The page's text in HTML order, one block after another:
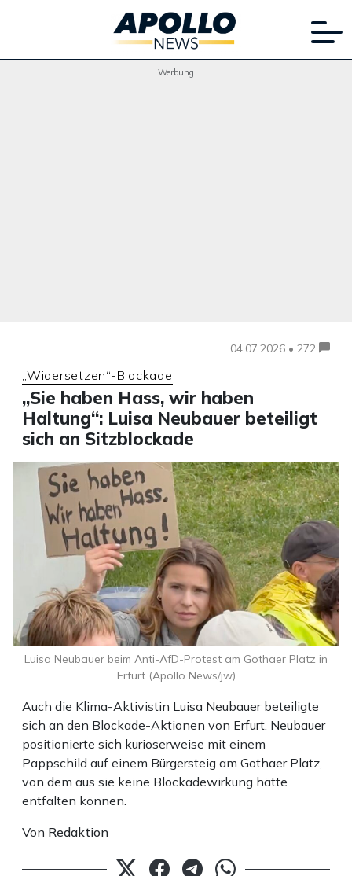
Werbung
04.07.2026 • 272
„Widersetzen“-Blockade
„Sie haben Hass, wir haben
Haltung“: Luisa Neubauer beteiligt
sich an Sitzblockade
Auch die Klima-Aktivistin Luisa Neubauer beteiligte
sich an den Blockade-Aktionen von Erfurt. Neubauer
positionierte sich kurioserweise mit einem
Pappschild auf einem Bürgersteig am Gothaer Platz,
von dem aus sie keine Blockadewirkung hätte
entfalten können.
Von Redaktion
Luisa Neubauer beim Anti-AfD-Protest am Gothaer Platz in
Erfurt (Apollo News/jw)